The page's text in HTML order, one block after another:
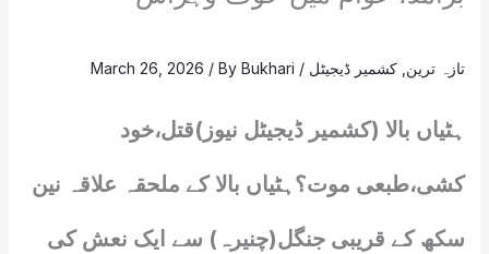
تازہ ترین کشمیر ڈیجیٹل /
March 26, 2026 / ByBukhari
ہٹیاں بالا (کشمیر ڈیجیٹل نیوز)قتل،خود
کشی،طبعی موت؟ہٹیاں بالا کے ملحقہ علاقہ نین
سکھ کے قریبی جنگل(چنیرہ) سے ایک نعش کی